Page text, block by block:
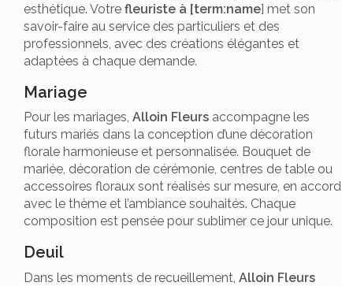
esthétique. Votre fleuriste à [term:name] met son
savoir-faire au service des particuliers et des
professionnels, avec des créations élégantes et
adaptées à chaque demande.
Mariage
Pour les mariages, Alloin Fleurs accompagne les
futurs mariés dans la conception d’une décoration
florale harmonieuse et personnalisée. Bouquet de
mariée, décoration de cérémonie, centres de table ou
accessoires floraux sont réalisés sur mesure, en accord
avec le thème et l’ambiance souhaités. Chaque
composition est pensée pour sublimer ce jour unique.
Deuil
Dans les moments de recueillement, Alloin Fleurs